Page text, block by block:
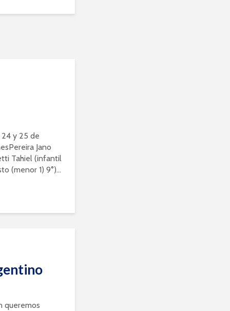
y 25 de
Jano
Tahiel (infantil
(menor 1) 9°)...
queremos